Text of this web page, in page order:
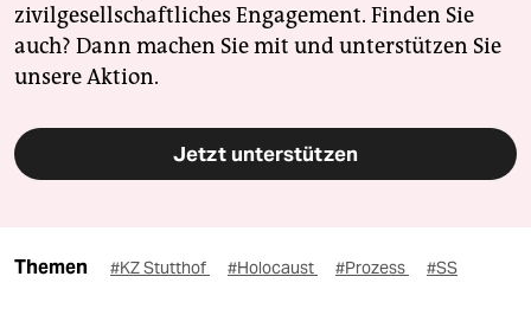
zivilgesellschaftliches Engagement. Finden Sie
auch? Dann machen Sie mit und unterstützen Sie
unsere Aktion.
Jetzt unterstützen
Themen #KZ Stutthof #Holocaust #Prozess #SS